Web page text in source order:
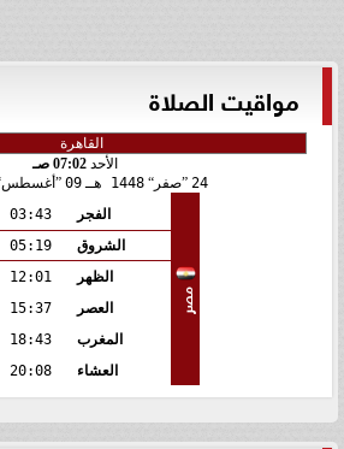
مواقيت الصلاة
الأحد07:02 صـ
24 صفر 1448 هـ 09 أغسطس
مصر
الفجر
03:43
الشروق
05:19
الظهر
12:01
العصر
15:37
المغرب
18:43
العشاء
20:08